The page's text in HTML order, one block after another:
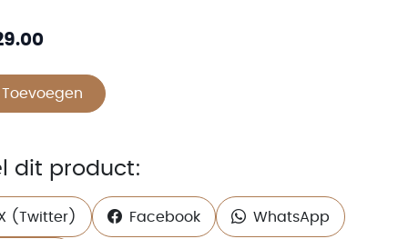
Toevoegen
dit product:
(Twitter) Facebook WhatsApp